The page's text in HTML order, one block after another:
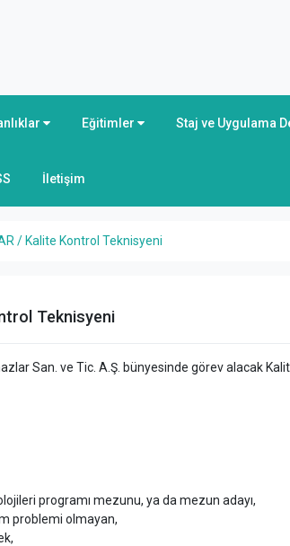
Eğitimler Staj ve Uygulama
İletişim
/ Kalite Kontrol Teknisyeni
Teknisyeni
San. ve Tic. A.Ş. bünyesinde görev alacak
programı mezunu, ya da mezun adayı,
problemi olmayan,